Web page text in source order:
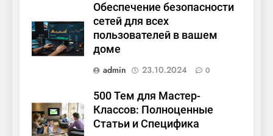
Обеспечение безопасности
сетей для всех
пользователей в вашем
доме
admin
23.10.2024 0
500 Тем для Мастер-
Классов: Полноценные
Статьи и Специфика